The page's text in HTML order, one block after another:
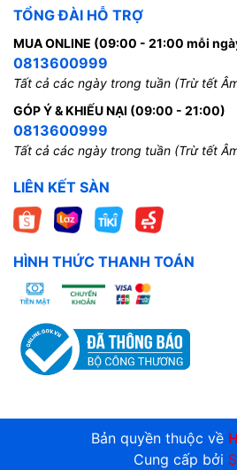
TỔNG ĐÀI HỖ TRỢ
MUA ONLINE (09:00 - 21:00 mỗi
0813600999
Tất cả các ngày trong tuần (Trừ tết
GÓP Ý & KHIẾU NẠI (09:00 - 21:00)
0813600999
Tất cả các ngày trong tuần (Trừ tết
LIÊN KẾT SÀN
HÌNH THỨC THANH TOÁN
Bản quyền thuộc về
Cung cấp bởi